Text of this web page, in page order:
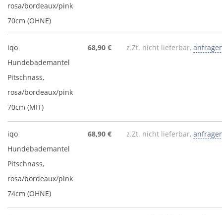
rosa/bordeaux/pink
70cm (OHNE)
iqo
Hundebademantel
Pitschnass,
rosa/bordeaux/pink
70cm (MIT)
68,90 € z.Zt. nicht lieferbar,
iqo
Hundebademantel
Pitschnass,
rosa/bordeaux/pink
74cm (OHNE)
68,90 € z.Zt. nicht lieferbar,